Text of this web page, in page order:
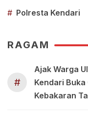
# Polresta Kendari
RAGAM
#
Ajak Warga
Kendari
Kebakaran